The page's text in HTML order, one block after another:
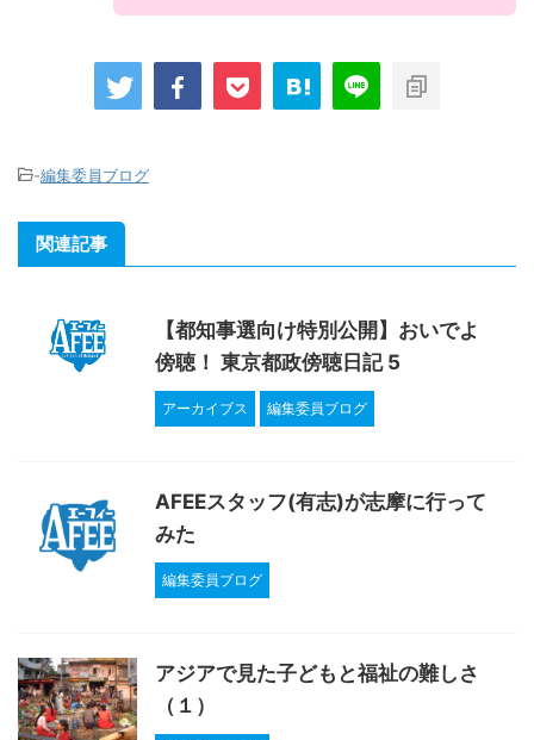
-編集委員ブログ
関連記事
【都知事選向け特別公開】おいでよ
傍聴！ 東京都政傍聴日記 5
アーカイブス 編集委員ブログ
AFEEスタッフ(有志)が志摩に行って
みた
編集委員ブログ
アジアで見た子どもと福祉の難しさ
（１）